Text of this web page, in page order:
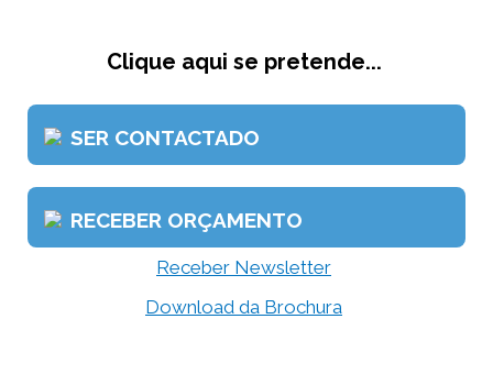
Clique aqui se pretende...
SER CONTACTADO
RECEBER ORÇAMENTO
Receber Newsletter
Download da Brochura